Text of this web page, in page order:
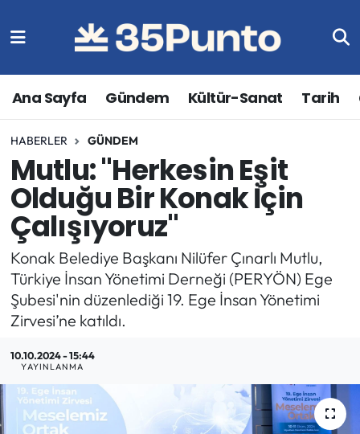
Ana Sayfa Gündem Kültür-Sanat Tarih
HABERLER GÜNDEM
Mutlu: "Herkesin Eşit
Olduğu Bir Konak İçin
Çalışıyoruz"
Konak Belediye Başkanı Nilüfer Çınarlı Mutlu,
Türkiye İnsan Yönetimi Derneği (PERYÖN) Ege
Şubesi'nin düzenlediği 19. Ege İnsan Yönetimi
Zirvesi’ne katıldı.
10.10.2024 - 15:44
YAYINLANMA